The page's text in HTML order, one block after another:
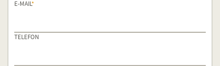
PFLICHTFELD
E-MAIL*
TELEFON